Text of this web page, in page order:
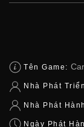
Tên Game:
Nhà Phát
Nhà Phát
Ngày Phát